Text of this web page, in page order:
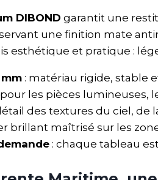
DIBOND garantit une
une finition mate
esthétique et pratique :
: matériau rigide, stable
les pièces lumineuses,
des textures du ciel, de
brillant maîtrisé sur les
: chaque tableau